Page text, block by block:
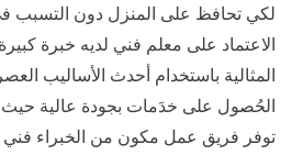
لكي تحافظ على المنزل دون التسبب
الاعتماد على معلم فني لديه خبرة
المثالية باستخدام أحدث الأساليب
الحُصول على خدَمات بجودة عالية حيث
توفر فريق عمل مكون من الخبراء